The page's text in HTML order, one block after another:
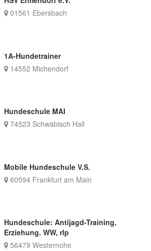
01561 Ebersbach
1A-Hundetrainer
14552 Michendorf
Hundeschule MAI
74523 Schwäbisch Hall
Mobile Hundeschule V.S.
60594 Frankfurt am Main
Hundeschule: Antijagd-Training,
Erziehung. WW, rlp
56479 Westernohe